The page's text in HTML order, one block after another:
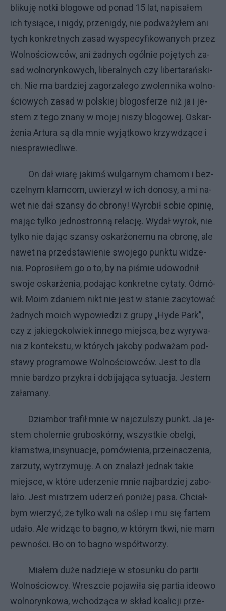
bli­ku­ję not­ki blo­go­we od po­nad 15 lat, na­pi­sa­łem
ich ty­sią­ce, i ni­gdy, prze­nig­dy, nie pod­wa­ży­łem ani
ty­ch kon­kret­ny­ch za­sad wy­spe­cy­fi­ko­wa­ny­ch przez
Wol­no­ściow­ców, ani żad­ny­ch ogól­nie po­ję­ty­ch za­
sad wol­no­ryn­ko­wy­ch, li­be­ral­ny­ch czy li­ber­ta­rań­ski­
ch. Nie ma bar­dziej za­go­rza­łe­go zwo­len­ni­ka wol­no­
ścio­wy­ch za­sad w pol­skiej blo­gos­fe­rze niż ja i je­
stem z te­go zna­ny w mo­jej ni­szy blo­go­wej. Oskar­
że­nia Ar­tu­ra są dla mnie wy­jąt­ko­wo krzyw­dzą­ce i
nie­spra­wie­dli­we.
On dał wia­rę ja­kimś wul­gar­nym cha­mom i bez­
czel­nym kłam­com, uwie­rzył w ich do­no­sy, a mi na­
wet nie dał szan­sy do obro­ny! Wy­ro­bił so­bie opi­nię,
ma­jąc tyl­ko jed­no­stron­ną re­la­cję. Wy­dał wy­rok, nie
tyl­ko nie da­jąc szan­sy oskar­żo­ne­mu na obro­nę, ale
na­wet na przed­sta­wie­nie swo­je­go punk­tu wi­dze­
nia. Po­pro­si­łem go o to, by na pi­śmie udo­wod­nił
swo­je oskar­że­nia, po­da­jąc kon­kret­ne cy­ta­ty. Od­mó­
wił. Mo­im zda­niem nikt nie je­st w sta­nie za­cy­to­wać
żad­ny­ch mo­ich wy­po­wie­dzi z gru­py „Hy­de Park”,
czy z ja­kie­go­kol­wiek in­ne­go miej­sca, bez wy­ry­wa­
nia z kon­tek­stu, w któ­ry­ch ja­ko­by pod­wa­żam pod­
sta­wy pro­gra­mo­we Wol­no­ściow­ców. Je­st to dla
mnie bar­dzo przy­kra i do­bi­ja­ją­ca sy­tu­acja. Je­stem
za­ła­ma­ny.
Dziam­bor tra­fił mnie w naj­czul­szy punkt. Ja je­
stem cho­ler­nie gru­bo­skór­ny, wszyst­kie obe­lgi,
kłam­stwa, in­sy­nu­acje, po­mó­wie­nia, prze­ina­cze­nia,
za­rzu­ty, wy­trzy­mu­ję. A on zna­la­zł jed­nak ta­kie
miej­sce, w któ­re ude­rze­nie mnie naj­bar­dziej za­bo­
la­ło. Je­st mi­strzem ude­rzeń po­ni­żej pa­sa. Chciał­
bym wie­rzyć, że tyl­ko wa­li na oślep i mu się far­tem
uda­ło. Ale wi­dząc to ba­gno, w któ­rym tkwi, nie mam
pew­no­ści. Bo on to ba­gno współ­two­rzy.
Mia­łem du­że na­dzie­je w sto­sun­ku do par­tii
Wol­no­ściow­cy. Wresz­cie po­ja­wi­ła się par­tia ide­owo
wol­no­ryn­ko­wa, wcho­dzą­ca w skład ko­ali­cji prze­